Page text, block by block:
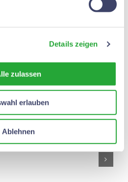
Details zeigen
zulassen
erlauben
Ablehnen
unserem
Drujen, der
feierte und den
hatte.
die Einladung und die